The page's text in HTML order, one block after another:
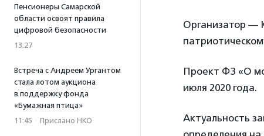
Пенсионеры Самарской
области освоят правила
цифровой безопасности
13:27
Встреча с Андреем Ургантом
стала лотом аукциона
в поддержку фонда
«Бумажная птица»
11:45 · Прислано НКО
Организатор —
Проект ФЗ «О
июля 2020 года.
Актуальность